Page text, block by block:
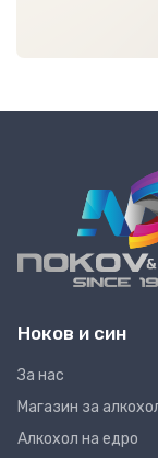
Ноков и син
За нас
Магазин за
Алкохол на едро